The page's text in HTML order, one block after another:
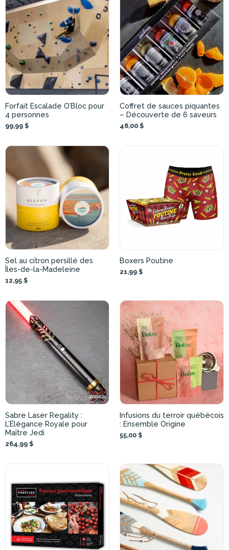
Forfait Escalade O’Bloc pour
4 personnes
99,99 $
Coffret de sauces piquantes
– Découverte de 6 saveurs
48,00 $
Sel au citron persillé des
Îles-de-la-Madeleine
12,95 $
Boxers Poutine
21,99 $
Sabre Laser Regality :
L’Élégance Royale pour
Maître Jedi
264,99 $
Infusions du terroir québécois
: Ensemble Origine
55,00 $